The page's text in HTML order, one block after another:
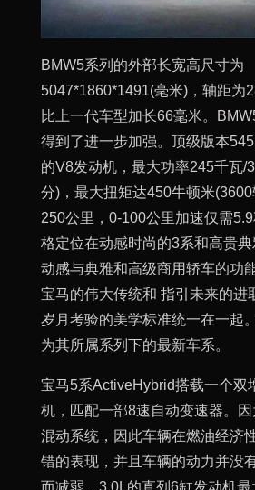
BMW5系列的外部长宽高尺寸为
5047*1860*1491(毫米)，轴距为
比上一代车型加长66毫米。
得到了进一步加强。顶级版本
的V8发动机，最大功率245千瓦/
分)，最大扭矩达450牛顿米
250公里，0-100公里加速仅需
格定位在动感时尚的3系和高贵
动感与典雅和高级商用轿车的功
宝马的伟大传统和 指引未来的进
岁月考验的美学标准统一在一起
为其所属系列下的最新车系。
宝马5系ActiveHybrid搭载一个双
机，匹配一部8速自动变速器。
混动系统，因此车辆在燃油经济
错的表现，并且车辆的动力并没
而减弱，3.0L的直列6缸发动机